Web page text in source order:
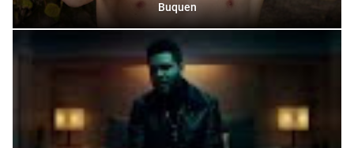
Buquen